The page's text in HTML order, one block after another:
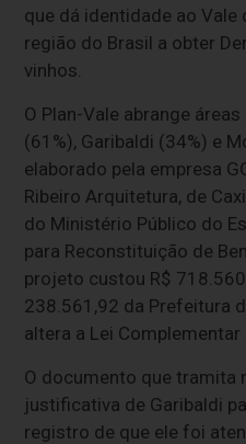
que dá identidade ao
região do Brasil a obter
vinhos.
O Plan-Vale abrange
(61%), Garibaldi (34%) e
elaborado pela empresa
Ribeiro Arquitetura, de
do Ministério Público do
para Reconstituição de
projeto custou R$
238.561,92 da Prefeitura
altera a Lei Complementar
O documento que tramita
justificativa de Garibaldi
registro de que ele foi